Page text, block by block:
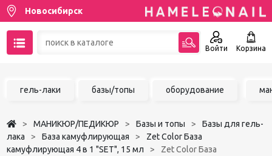
Новосибирск
Войти Корзина
Чат в MAX
гель-лаки базы/топы оборудование
МАНИКЮР/ПЕДИКЮР Базы и топы
Базы для гель-
лака
База камуфлирующая
Zet Color База
камуфлирующая 4 в 1 "SET", 15 мл
Zet Color База